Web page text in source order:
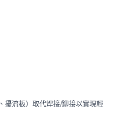
擾流板）取代焊接/鉚接以實現輕